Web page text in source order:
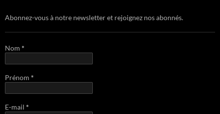
Abonnez-vous à notre newsletter et rejoignez nos abonnés.
Nom *
Prénom *
E-mail *